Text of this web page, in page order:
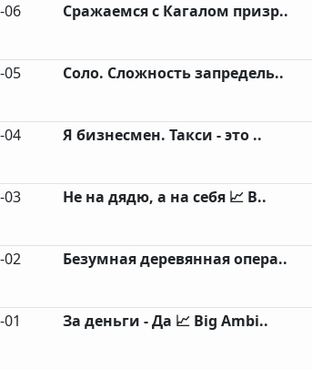
06 Сражаемся с Кагалом призр..
05 Соло. Сложность запредель..
04 Я бизнесмен. Такси - это ..
03 Не на дядю, а на себя 📈 B..
02 Безумная деревянная опера..
За деньги - Да 📈 Big Ambi..